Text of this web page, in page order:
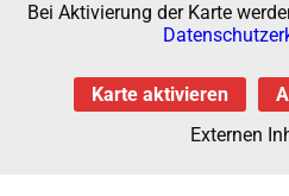
Bei Aktivierung der Karte
Karte aktivieren
Externen